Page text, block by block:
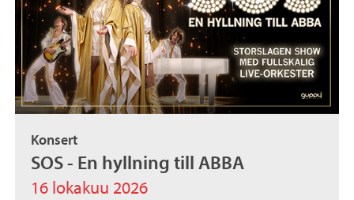
Konsert
SOS - En hyllning till ABBA
16 lokakuu 2026